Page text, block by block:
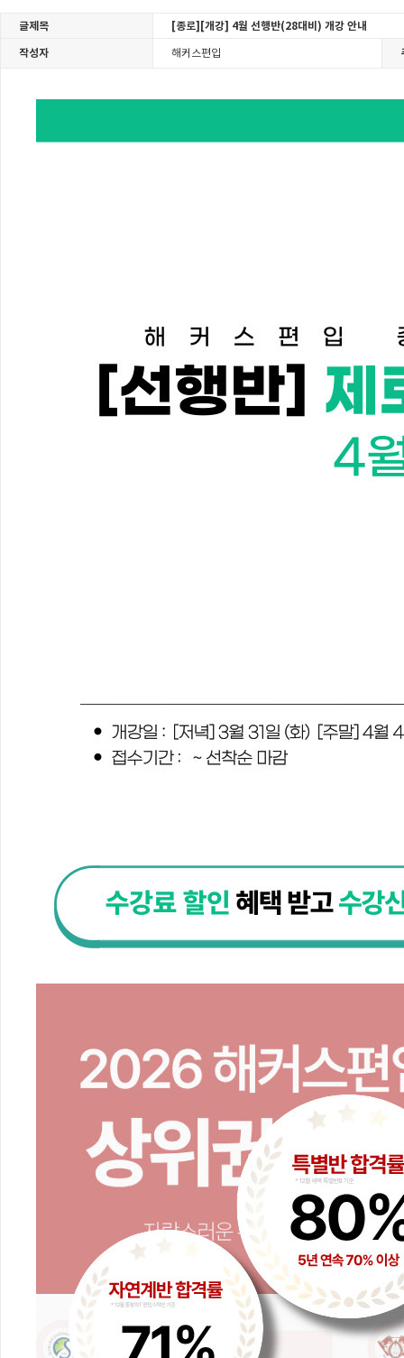
글제목 [종로][개강] 4월 선행반(28대비) 개강 안내
작성자 해커스편입